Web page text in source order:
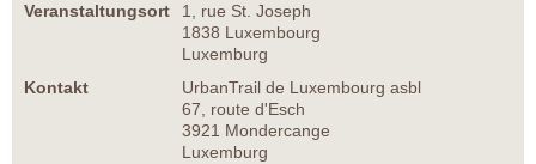
Veranstaltungsort
1, rue St. Joseph
1838 Luxembourg
Luxemburg
Kontakt
UrbanTrail de Luxembourg asbl
67, route d'Esch
3921 Mondercange
Luxemburg